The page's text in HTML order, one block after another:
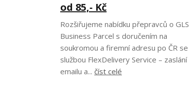
od 85,- Kč
Rozšiřujeme nabídku přepravců o GLS
Business Parcel s doručením na
soukromou a firemní adresu po ČR se
službou FlexDelivery Service – zaslání
emailu a... číst celé